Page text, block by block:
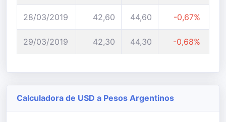
28/03/2019 42,60 44,60 -0,67%
29/03/2019 42,30 44,30 -0,68%
Calculadora de USD a Pesos Argentinos